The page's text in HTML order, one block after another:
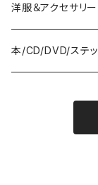
Vapes
Fins
Accessories
洋服＆アクセサリー
本/CD/DVD/ステ